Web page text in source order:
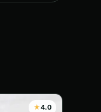
★4.0